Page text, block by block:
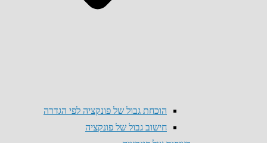
הוכחת גבול של פונקציה לפי הגדרה
חישוב גבול של פונקציה